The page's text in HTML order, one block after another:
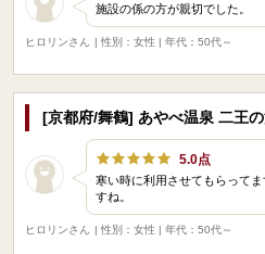
施設の係の方が親切でした。
ヒロリンさん
| 性別：女性 | 年代：50代～
[京都府/舞鶴] あやべ温泉 二王の
5.0点
寒い時に利用させてもらって
すね。
ヒロリンさん
| 性別：女性 | 年代：50代～